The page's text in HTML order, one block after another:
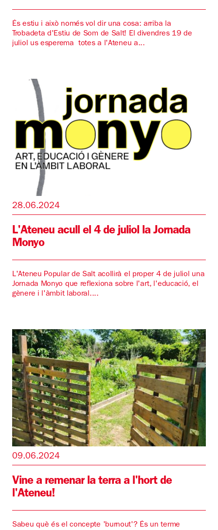
És estiu i això només vol dir una cosa: arriba la
Trobadeta d'Estiu de Som de Salt! El divendres 19 de
juliol us esperema totes a l'Ateneu a...
28.06.2024
L'Ateneu acull el 4 de juliol la Jornada
Monyo
L'Ateneu Popular de Salt acollirà el proper 4 de juliol una
Jornada Monyo que reflexiona sobre l'art, l'educació, el
gènere i l'àmbit laboral....
09.06.2024
Vine a remenar la terra a l'hort de
l'Ateneu!
Sabeu què és el concepte 'burnout'? És un terme